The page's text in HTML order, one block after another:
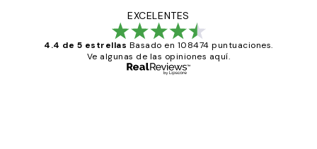
EXCELENTES
4.4 de 5 estrellas Basado en 108474 puntuaciones.
Ve algunas de las opiniones aquí.